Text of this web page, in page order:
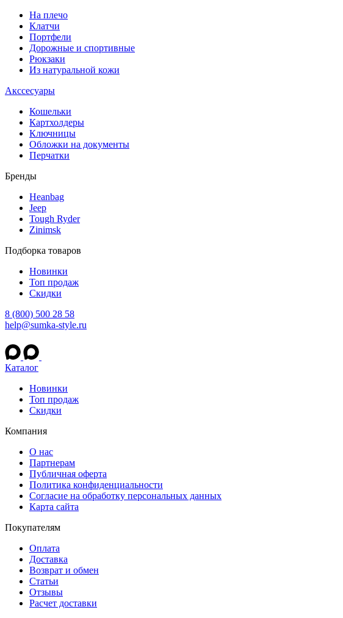
На плечо
Клатчи
Портфели
Дорожные и спортивные
Рюкзаки
Из натуральной кожи
Акссесуары
Кошельки
Картхолдеры
Ключницы
Обложки на документы
Перчатки
Бренды
Heanbag
Jeep
Tough Ryder
Zinimsk
Подборка товаров
Новинки
Топ продаж
Скидки
8 (800) 500 28 58
help@sumka-style.ru
Каталог
Новинки
Топ продаж
Скидки
Компания
О нас
Партнерам
Публичная оферта
Политика конфиденциальности
Согласие на обработку персональных данных
Карта сайта
Покупателям
Оплата
Доставка
Возврат и обмен
Статьи
Отзывы
Расчет доставки